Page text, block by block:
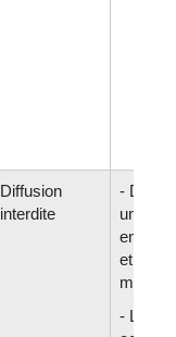
Diffusion
interdite
-
entre
et 5h du
matin
-